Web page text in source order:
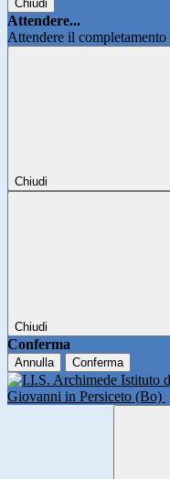
Chiudi
Attendere...
Attendere il
Chiudi
Chiudi
Conferma
Annulla Conferma
Istituto
Giovanni in Persiceto (Bo)